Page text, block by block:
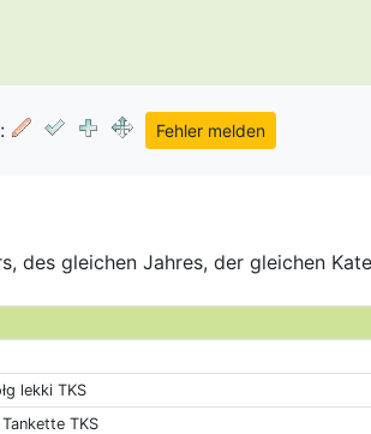
des gleichen Jahres, der gleichen
lekki TKS
TKS